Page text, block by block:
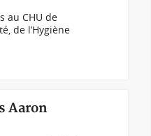
au CHU de
de l’Hygiène
Aaron